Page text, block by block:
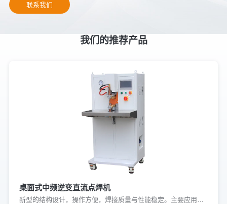
联系我们
我们的推荐产品
桌面式中频逆变直流点焊机
新型的结构设计，操作方便，焊接质量与性能稳定。主要应用于低碳钢、不锈钢、铜、镍、铝等有色金属的焊接，可实现板与板、板与螺母、弹片、金属件及线材的焊接。广泛应用于汽车配件、家电制造、低压电器等领域。